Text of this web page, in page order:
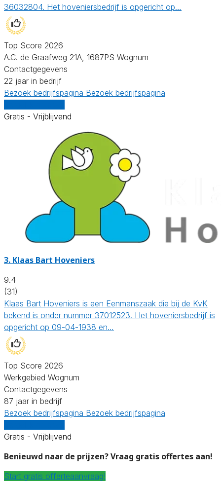
36032804. Het hoveniersbedrijf is opgericht op…
Top Score 2026
A.C. de Graafweg 21A, 1687PS Wognum
Contactgegevens
22 jaar in bedrijf
Bezoek bedrijfspagina Bezoek bedrijfspagina
Gratis - Vrijblijvend
3. Klaas Bart Hoveniers
9.4
(31)
Klaas Bart Hoveniers is een Eenmanszaak die bij de KvK
bekend is onder nummer 37012523. Het hoveniersbedrijf is
opgericht op 09-04-1938 en…
Top Score 2026
Werkgebied Wognum
Contactgegevens
87 jaar in bedrijf
Bezoek bedrijfspagina Bezoek bedrijfspagina
Gratis - Vrijblijvend
Benieuwd naar de prijzen? Vraag gratis offertes aan!
Start gratis offerteaanvraag!